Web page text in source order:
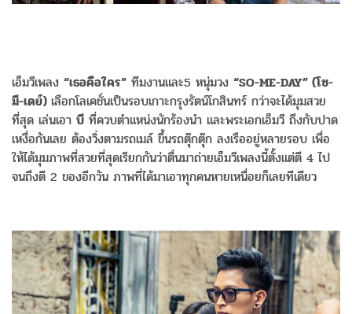
เอ็มวีเพลง “เธอคือใคร” ทีมงานและ5 หนุ่มวง “SO-ME-DAY” (โซ-
มี-เดย์) เลือกโลเคชั่นเป็นรอบเกาะกรุงรัตน์โกสินทร์ กว่าจะได้มุมสวย
ที่สุด เล่นเอา บี ที่ควบตำแหน่งนักร้องนำ และพระเอกเอ็มวี ถึงกับปาด
เหงื่อกันเลย ต้องวิ่งตามรถเมล์ ขึ้นรถตุ๊กตุ๊ก ลงเรืออยู่หลายรอบ เพื่อ
ให้ได้มุมภาพที่สวยที่สุดเรียกกันว่าตื่นมาถ่ายเอ็มวีเพลงนี้ตั้งแต่ตี 4 ไป
จนถึงตี 2 ของอีกวัน ภาพที่ได้มาเอาทุกคนหายเหนื่อยก็เลยทีเดียว